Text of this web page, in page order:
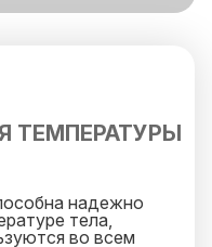
ТЕМПЕРАТУРЫ
надежно
тела,
во всем